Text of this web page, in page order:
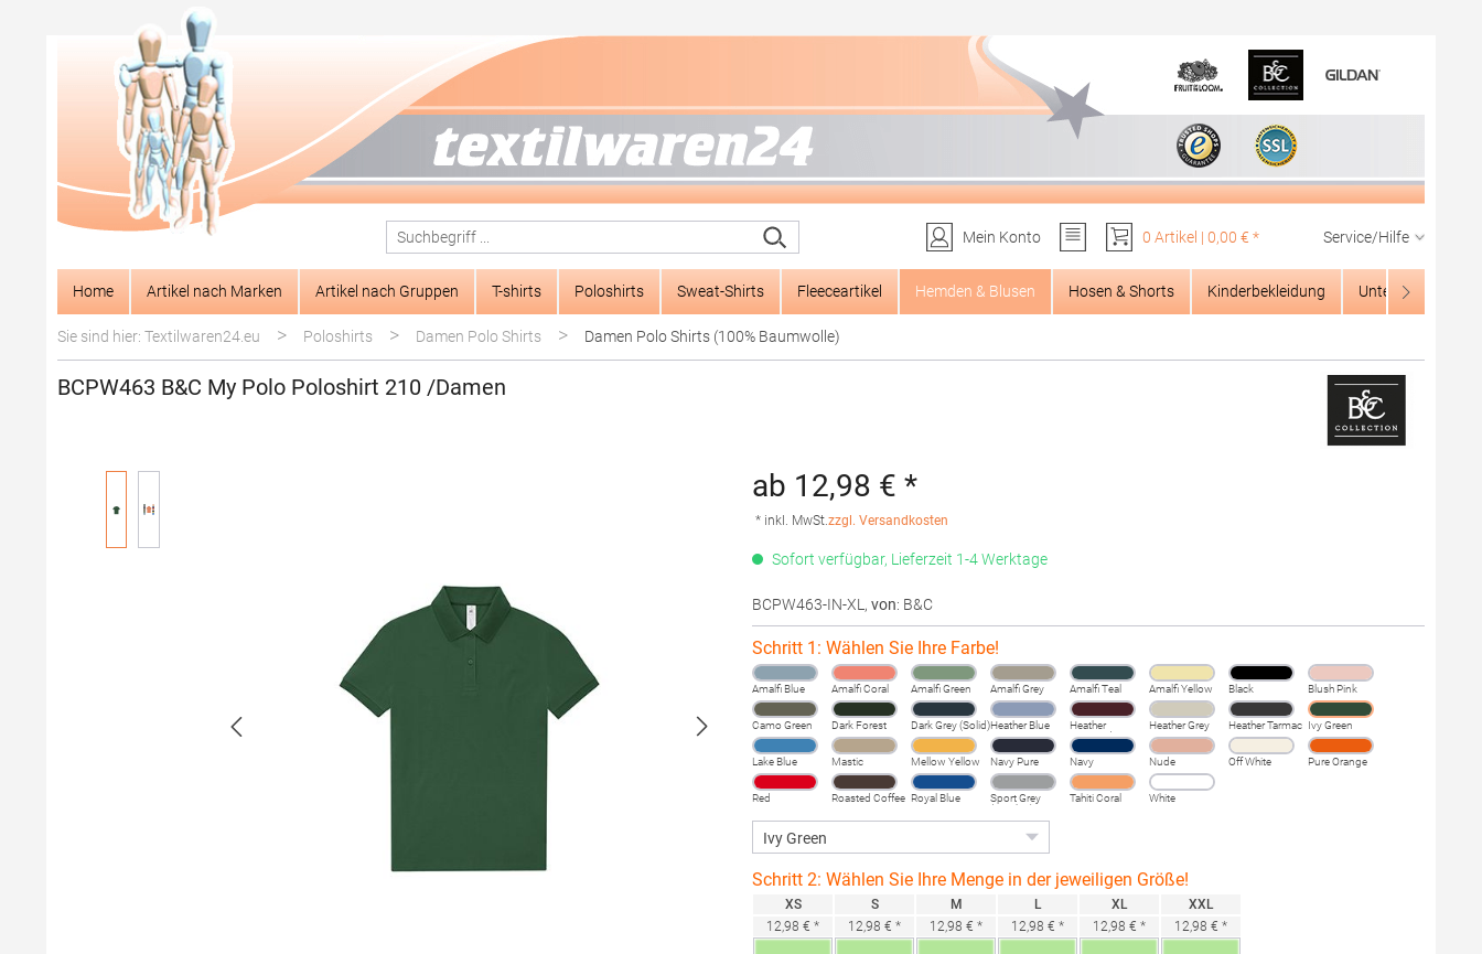
Zur Hauptnavigation springen
Mein Konto
0 Artikel | 0,00 € * Service/Hilfe
Home Artikel nach Marken Artikel nach Gruppen T-shirts Poloshirts Sweat-Shirts Fleeceartikel Hemden & Blusen Hosen & Shorts Kinderbekleidung Unterwäsche
Sie sind hier: Textilwaren24.eu > Poloshirts > Damen Polo Shirts > Damen Polo Shirts (100% Baumwolle)
BCPW463 B&C My Polo Poloshirt 210 /Damen
ab 12,98 € *
* inkl. MwSt.zzgl. Versandkosten
Sofort verfügbar, Lieferzeit 1-4 Werktage
BCPW463-IN-XL , von: B&C
Schritt 1: Wählen Sie Ihre Farbe!
Amalfi Blue Amalfi Coral Amalfi Green Amalfi Grey Amalfi Teal Amalfi Yellow Black Blush Pink
Camo Green Dark Forest Dark Grey (Solid)Heather Blue
Heather
Burgundy
Heather Grey
Fog
Heather Tarmac Ivy Green
Lake Blue Mastic Mellow Yellow Navy Pure Navy Nude Off White Pure Orange
Red Roasted Coffee Royal Blue
Sport Grey
(Heather)
Tahiti Coral White
Schritt 2: Wählen Sie Ihre Menge in der jeweiligen Größe!
XS
12,98 € *
S
12,98 € *
M
12,98 € *
L
12,98 € *
XL
12,98 € *
XXL
12,98 € *